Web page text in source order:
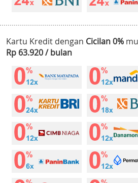
Kartu Kredit dengan Cicilan 0%
Rp 63.920 / bulan